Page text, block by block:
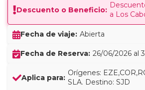
Descuento o Beneficio:
a Los
Fecha de viaje: Abierta
Fecha de Reserva: 26/06/2026 al
Aplica para:
Orígenes:
SLA. Destino: SJD